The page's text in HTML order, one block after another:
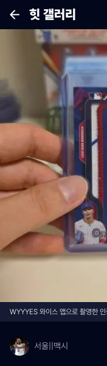
힛 갤러리
WYYYES 와이스 앱으로 촬영한
서울||맥시